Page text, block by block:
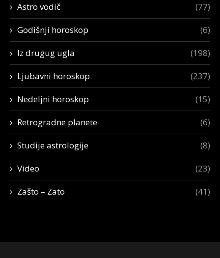
Astro vodič (77)
Godišnji horoskop (6)
Iz drugug ugla (198)
Ljubavni horoskop (237)
Nedeljni horoskop (15)
Retrogradne planete (6)
Studije astrologije (8)
Video (23)
Zašto – Zato (41)